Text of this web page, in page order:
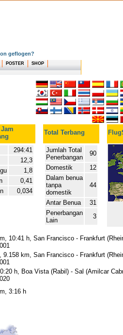
geflogen?
POSTER
SHOP
Total Terbang
294:41
12,3
1,8
0,41
0,034
Jumlah Total
Penerbangan
90
Domestik
12
Dalam benua
tanpa
domestik
44
Antar Benua
31
Penerbangan
Lain
3
10:41 h, San Francisco - Frankfurt
9.158 km, San Francisco - Frankfurt
h, Boa Vista (Rabil) - Sal (Amilcar
3:16 h